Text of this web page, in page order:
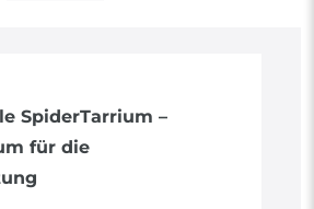
SpiderTarrium –
für die